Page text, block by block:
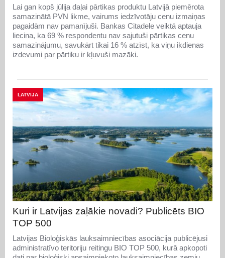
Lai gan kopš jūlija daļai pārtikas produktu Latvijā piemērota
samazinātā PVN likme, vairums iedzīvotāju cenu izmaiņas
pagaidām nav pamanījuši. Bankas Citadele veiktā aptauja
liecina, ka 69 % respondentu nav sajutuši pārtikas cenu
samazinājumu, savukārt tikai 16 % atzīst, ka viņu ikdienas
izdevumi par pārtiku ir kļuvuši mazāki.
LATVIJA
Kuri ir Latvijas zaļākie novadi? Publicēts BIO
TOP 500
Latvijas Bioloģiskās lauksaimniecības asociācija publicējusi
administratīvo teritoriju reitingu BIO TOP 500, kurā apkopoti